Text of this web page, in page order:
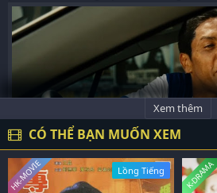
Xem thêm
CÓ THỂ BẠN MUỐN XEM
Lồng Tiếng
HK-MOVIE K-DRAMA